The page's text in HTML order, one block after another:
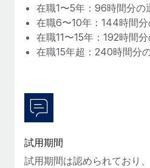
詳細を見る
在職1〜5年：96時間分の
在職6〜10年：144時間
在職11〜15年：192時間
在職15年超：240時間分
試用期間
試用期間は認められており